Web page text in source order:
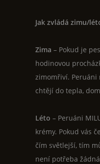
Jak zvládá zimu/
Zima – Pokud je
hodinovou
zimomřiví. Peruáni
chtějí do tepla,
Léto – Peruáni
krémy. Pokud vás
čím světlejší, tím
není potřeba